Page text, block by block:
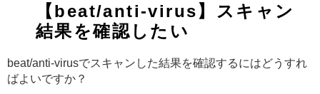
【beat/anti-virus】スキャン
結果を確認したい
beat/anti-virusでスキャンした結果を確認するにはどうすれ
ばよいですか？